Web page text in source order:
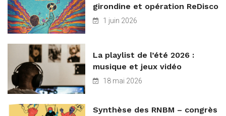
girondine et opération ReDisco
1 juin 2026
La playlist de l’été 2026 :
musique et jeux vidéo
18 mai 2026
Synthèse des RNBM – congrès